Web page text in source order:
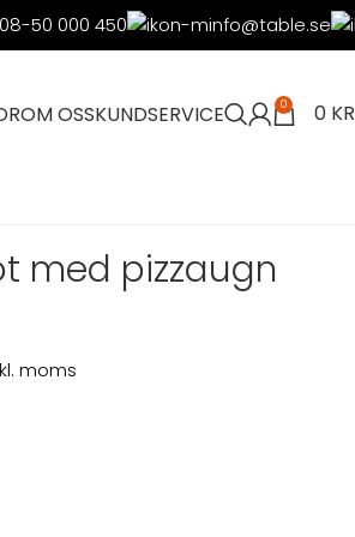
08-50 000 450 info@table.se
OM OSSKUNDSERVICE 0 0 KR
med pizzaugn
moms